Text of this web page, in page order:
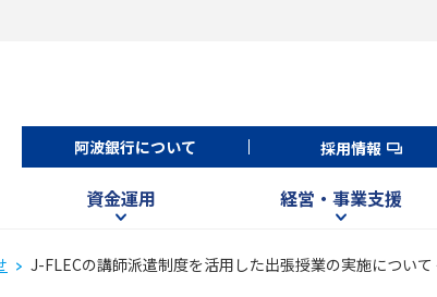
阿波銀行について 採用情報
資金運用 経営・事業支援
J-FLECの講師派遣制度を活用した出張授業の実施につい